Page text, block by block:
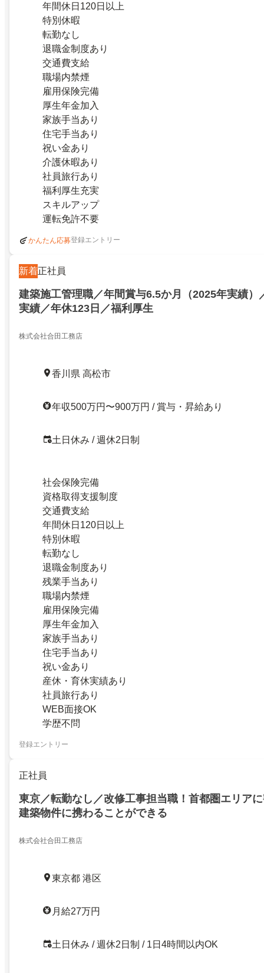
年間休日120日以上
特別休暇
転勤なし
退職金制度あり
交通費支給
職場内禁煙
雇用保険完備
厚生年金加入
家族手当あり
住宅手当あり
祝い金あり
介護休暇あり
社員旅行あり
福利厚生充実
スキルアップ
運転免許不要
かんたん応募登録エントリー
新着正社員
建築施工管理職／年間賞与6.5か月（2025年実績）
実績／年休123日／福利厚生
株式会社合田工務店
香川県 高松市
年収500万円〜900万円 / 賞与・昇給あり
土日休み / 週休2日制
社会保険完備
資格取得支援制度
交通費支給
年間休日120日以上
特別休暇
転勤なし
退職金制度あり
残業手当あり
職場内禁煙
雇用保険完備
厚生年金加入
家族手当あり
住宅手当あり
祝い金あり
産休・育休実績あり
社員旅行あり
WEB面接OK
学歴不問
登録エントリー
正社員
東京／転勤なし／改修工事担当職！首都圏エリア
建築物件に携わることができる
株式会社合田工務店
東京都 港区
月給27万円
土日休み / 週休2日制 / 1日4時間以内OK